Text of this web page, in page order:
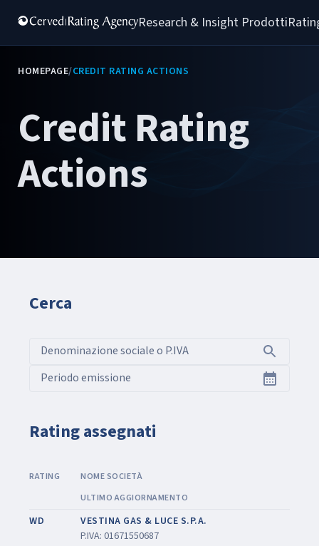
Research & Insight Prodotti
HOMEPAGE/CREDIT RATING ACTIONS
Credit Rating
Actions
Cerca
Denominazione sociale o P.IVA
Periodo emissione
Rating assegnati
RATING
NOME SOCIETÀ
ULTIMO AGGIORNAMENTO
WD
VESTINA GAS & LUCE S.P.A.
P.IVA: 01671550687